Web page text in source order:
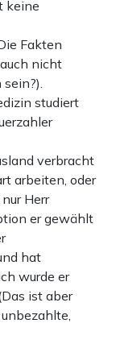
keine
Fakten
nicht
studiert
verbracht
arbeiten, oder
Herr
er gewählt
hat
wurde er
ist aber